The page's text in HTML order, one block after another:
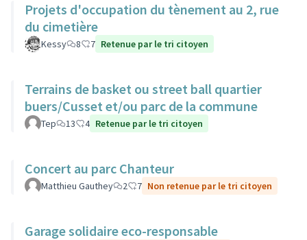
Projets d'occupation du tènement au 2, rue
du cimetière
Kessy 8 7 Retenue par le tri citoyen
Terrains de basket ou street ball quartier
buers/Cusset et/ou parc de la commune
Tep 13 4 Retenue par le tri citoyen
Concert au parc Chanteur
Matthieu Gauthey 2 7 Non retenue par le tri citoyen
Garage solidaire eco-responsable